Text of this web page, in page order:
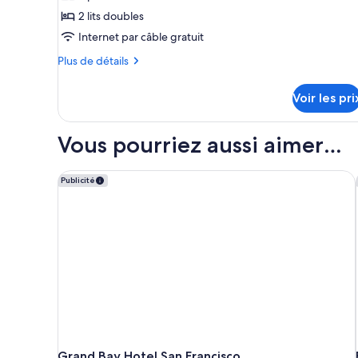
ce
type
de
chambre :
Standard
2 lits doubles
Internet par câble gratuit
Plus de détails
Plus
le
de
Chambre
Double
Voir les
Vous pourriez aussi aimer…
Publicité
Grand Bay Hotel San Francisco